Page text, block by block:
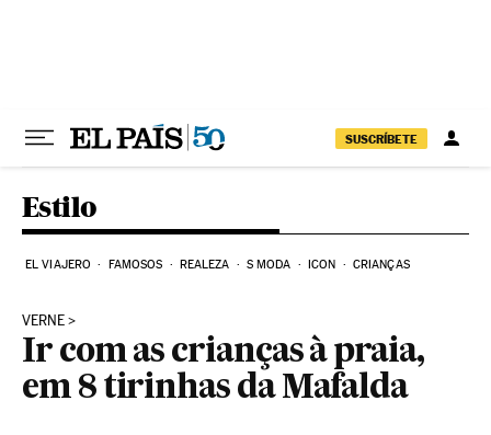
SUSCRÍBETE
Estilo
EL VIAJERO FAMOSOS REALEZA S MODA ICON CRIANÇAS
VERNE
Ir com as crianças à praia,
em 8 tirinhas da Mafalda